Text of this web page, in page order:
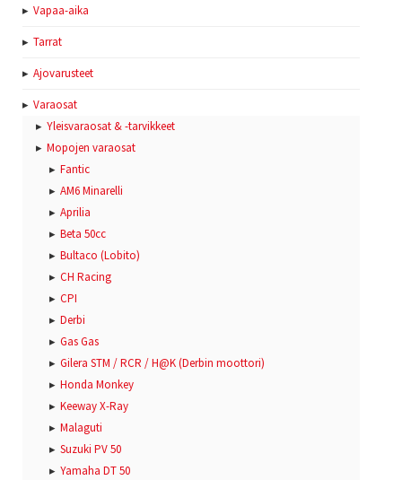
Vapaa-aika
Tarrat
Ajovarusteet
Varaosat
Yleisvaraosat & -tarvikkeet
Mopojen varaosat
Fantic
AM6 Minarelli
Aprilia
Beta 50cc
Bultaco (Lobito)
CH Racing
CPI
Derbi
Gas Gas
Gilera STM / RCR / H@K (Derbin moottori)
Honda Monkey
Keeway X-Ray
Malaguti
Suzuki PV 50
Yamaha DT 50